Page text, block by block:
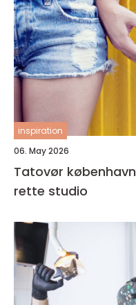
inspiration
06. May 2026
Tatovør københavn sådan vælger du det
rette studio